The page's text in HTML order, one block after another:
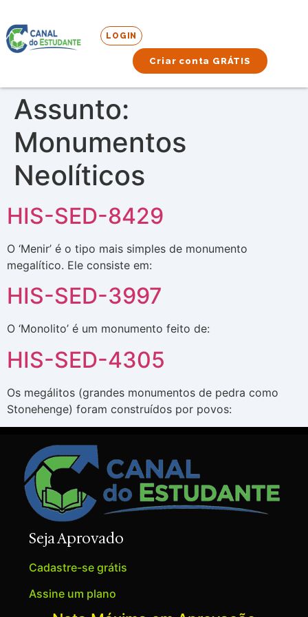
LOGIN
Criar conta GRÁTIS
Assunto:
Monumentos
Neolíticos
HIS-SED-8429
O ‘Menir’ é o tipo mais simples de monumento
megalítico. Ele consiste em:
HIS-SED-3997
O ‘Monolito’ é um monumento feito de:
HIS-SED-4305
Os megálitos (grandes monumentos de pedra como
Stonehenge) foram construídos por povos:
Seja Aprovado
Cadastre-se grátis
Assine um plano